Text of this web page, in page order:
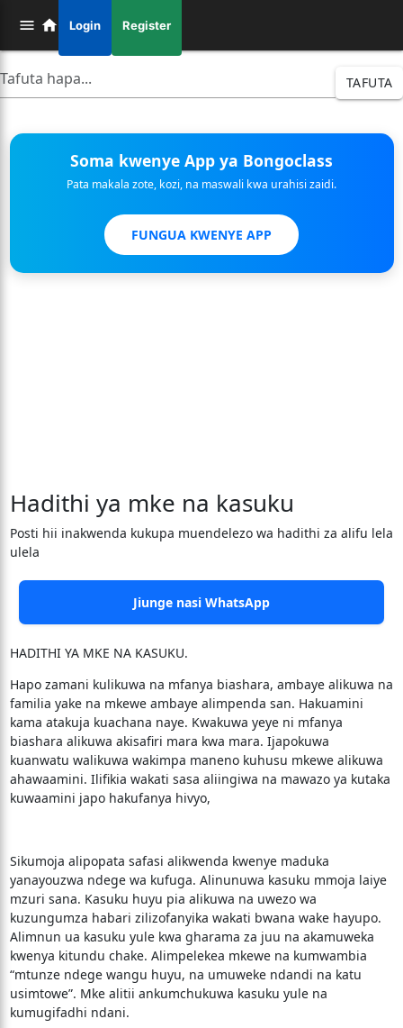
Login Register
TAFUTA
Soma kwenye App ya Bongoclass
Pata makala zote, kozi, na maswali kwa urahisi zaidi.
FUNGUA KWENYE APP
Hadithi ya mke na kasuku
Posti hii inakwenda kukupa muendelezo wa hadithi za alifu lela
ulela
Jiunge nasi WhatsApp
HADITHI YA MKE NA KASUKU.
Hapo zamani kulikuwa na mfanya biashara, ambaye alikuwa na
familia yake na mkewe ambaye alimpenda san. Hakuamini
kama atakuja kuachana naye. Kwakuwa yeye ni mfanya
biashara alikuwa akisafiri mara kwa mara. Ijapokuwa
kuanwatu walikuwa wakimpa maneno kuhusu mkewe alikuwa
ahawaamini. Ilifikia wakati sasa aliingiwa na mawazo ya kutaka
kuwaamini japo hakufanya hivyo,
Sikumoja alipopata safasi alikwenda kwenye maduka
yanayouzwa ndege wa kufuga. Alinunuwa kasuku mmoja laiye
mzuri sana. Kasuku huyu pia alikuwa na uwezo wa
kuzungumza habari zilizofanyika wakati bwana wake hayupo.
Alimnun ua kasuku yule kwa gharama za juu na akamuweka
kwenya kitundu chake. Alimpelekea mkewe na kumwambia
“mtunze ndege wangu huyu, na umuweke ndandi na katu
usimtowe”. Mke alitii ankumchukuwa kasuku yule na
kumugifadhi ndani.